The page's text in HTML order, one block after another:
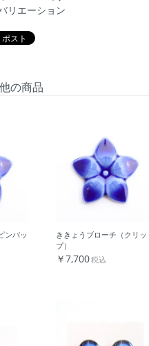
リエーション
の商品
ンバッ
ききょうブローチ（クリッ
プ）
￥7,700税込